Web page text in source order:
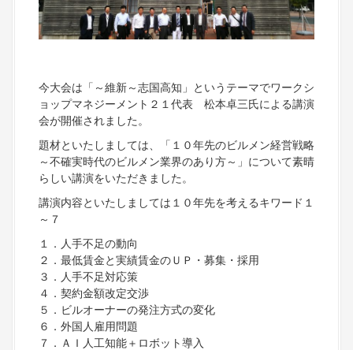
今大会は「～維新～志国高知」というテーマでワークシ
ョップマネジーメント２１代表 松本卓三氏による講演
会が開催されました。
題材といたしましては、「１０年先のビルメン経営戦略
～不確実時代のビルメン業界のあり方～」について素晴
らしい講演をいただきました。
講演内容といたしましては１０年先を考えるキワード１
～７
１．人手不足の動向
２．最低賃金と実績賃金のＵＰ・募集・採用
３．人手不足対応策
４．契約金額改定交渉
５．ビルオーナーの発注方式の変化
６．外国人雇用問題
７．ＡＩ人工知能＋ロボット導入